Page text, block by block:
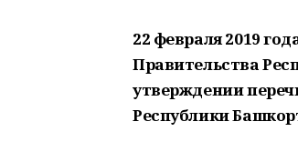
22 февраля 2019
Правительства
утверждении
Республики